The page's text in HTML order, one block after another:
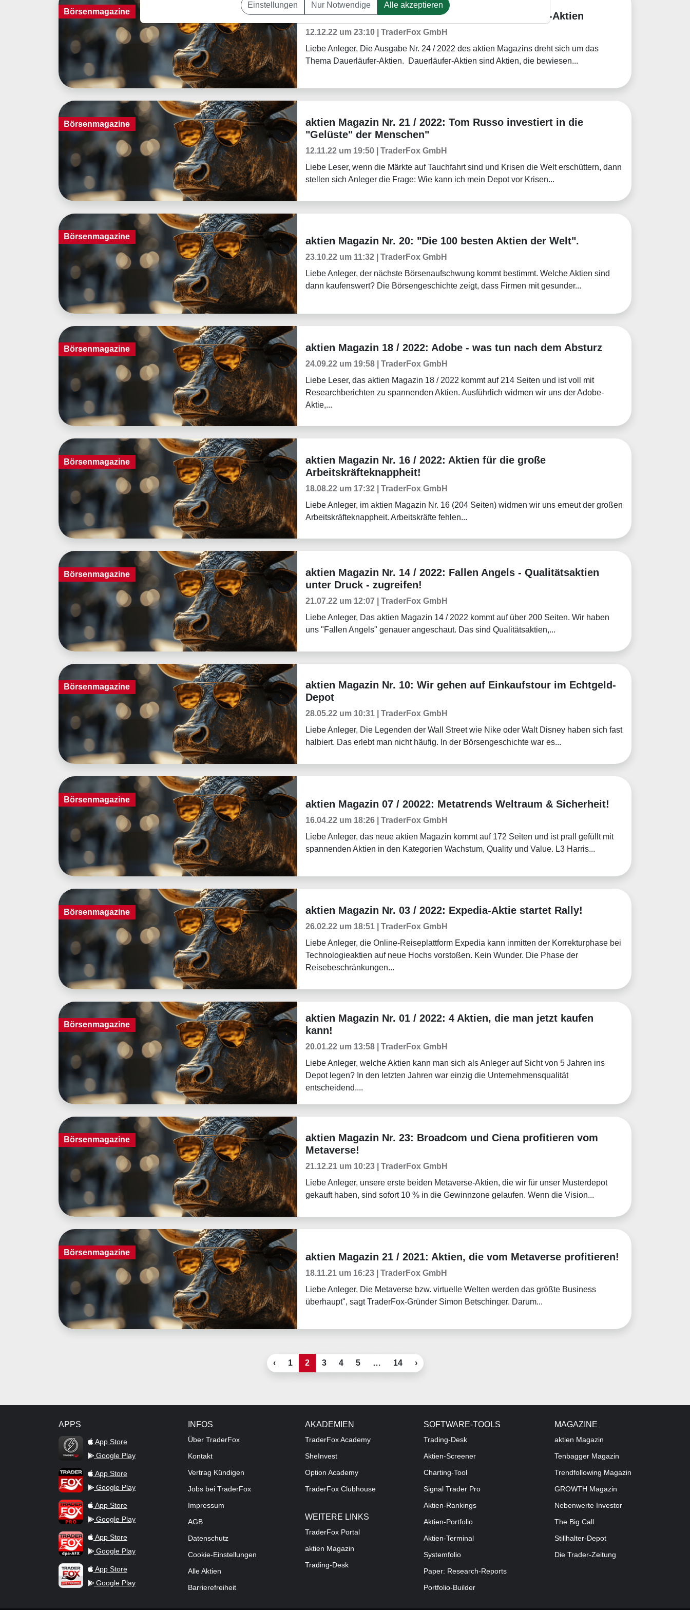
Börsenmagazine Börsenmagazine
aktien Magazin Nr. 24: Die 100 besten Dauerläufer-Aktien
12.12.22 um 23:10 | TraderFox GmbH
Liebe Anleger, Die Ausgabe Nr. 24 / 2022 des aktien Magazins dreht sich um das
Thema Dauerläufer-Aktien. Dauerläufer-Aktien sind Aktien, die bewiesen...
Börsenmagazine Börsenmagazine
aktien Magazin Nr. 21 / 2022: Tom Russo investiert in die
"Gelüste" der Menschen"
12.11.22 um 19:50 | TraderFox GmbH
Liebe Leser, wenn die Märkte auf Tauchfahrt sind und Krisen die Welt erschüttern, dann
stellen sich Anleger die Frage: Wie kann ich mein Depot vor Krisen...
Börsenmagazine Börsenmagazine
aktien Magazin Nr. 20: "Die 100 besten Aktien der Welt".
23.10.22 um 11:32 | TraderFox GmbH
Liebe Anleger, der nächste Börsenaufschwung kommt bestimmt. Welche Aktien sind
dann kaufenswert? Die Börsengeschichte zeigt, dass Firmen mit gesunder...
Börsenmagazine Börsenmagazine
aktien Magazin 18 / 2022: Adobe - was tun nach dem Absturz
24.09.22 um 19:58 | TraderFox GmbH
Liebe Leser, das aktien Magazin 18 / 2022 kommt auf 214 Seiten und ist voll mit
Researchberichten zu spannenden Aktien. Ausführlich widmen wir uns der Adobe-
Aktie,...
Börsenmagazine Börsenmagazine
aktien Magazin Nr. 16 / 2022: Aktien für die große
Arbeitskräfteknappheit!
18.08.22 um 17:32 | TraderFox GmbH
Liebe Anleger, im aktien Magazin Nr. 16 (204 Seiten) widmen wir uns erneut der großen
Arbeitskräfteknappheit. Arbeitskräfte fehlen...
Börsenmagazine Börsenmagazine
aktien Magazin Nr. 14 / 2022: Fallen Angels - Qualitätsaktien
unter Druck - zugreifen!
21.07.22 um 12:07 | TraderFox GmbH
Liebe Anleger, Das aktien Magazin 14 / 2022 kommt auf über 200 Seiten. Wir haben
uns "Fallen Angels" genauer angeschaut. Das sind Qualitätsaktien,...
Börsenmagazine Börsenmagazine
aktien Magazin Nr. 10: Wir gehen auf Einkaufstour im Echtgeld-
Depot
28.05.22 um 10:31 | TraderFox GmbH
Liebe Anleger, Die Legenden der Wall Street wie Nike oder Walt Disney haben sich fast
halbiert. Das erlebt man nicht häufig. In der Börsengeschichte war es...
Börsenmagazine Börsenmagazine
aktien Magazin 07 / 20022: Metatrends Weltraum & Sicherheit!
16.04.22 um 18:26 | TraderFox GmbH
Liebe Anleger, das neue aktien Magazin kommt auf 172 Seiten und ist prall gefüllt mit
spannenden Aktien in den Kategorien Wachstum, Quality und Value. L3 Harris...
Börsenmagazine Börsenmagazine
aktien Magazin Nr. 03 / 2022: Expedia-Aktie startet Rally!
26.02.22 um 18:51 | TraderFox GmbH
Liebe Anleger, die Online-Reiseplattform Expedia kann inmitten der Korrekturphase bei
Technologieaktien auf neue Hochs vorstoßen. Kein Wunder. Die Phase der
Reisebeschränkungen...
Börsenmagazine
Börsenmagazine
aktien Magazin Nr. 01 / 2022: 4 Aktien, die man jetzt kaufen
kann!
20.01.22 um 13:58 | TraderFox GmbH
Liebe Anleger, welche Aktien kann man sich als Anleger auf Sicht von 5 Jahren ins
Depot legen? In den letzten Jahren war einzig die Unternehmensqualität
entscheidend....
Börsenmagazine Börsenmagazine
aktien Magazin Nr. 23: Broadcom und Ciena profitieren vom
Metaverse!
21.12.21 um 10:23 | TraderFox GmbH
Liebe Anleger, unsere erste beiden Metaverse-Aktien, die wir für unser Musterdepot
gekauft haben, sind sofort 10 % in die Gewinnzone gelaufen. Wenn die Vision...
Börsenmagazine Börsenmagazine
aktien Magazin 21 / 2021: Aktien, die vom Metaverse profitieren!
18.11.21 um 16:23 | TraderFox GmbH
Liebe Anleger, Die Metaverse bzw. virtuelle Welten werden das größte Business
überhaupt", sagt TraderFox-Gründer Simon Betschinger. Darum...
‹ 1 2 3 4 5 … 14 ›
APPS
TraderFox Flash
App Store
Google Play
TraderFox AppApp Store
Google Play
TraderFox ProApp Store
Google Play
TraderFox dpa-AFX ProFeed
App Store
Google Play
TraderFox Live Trading
App Store
Google Play
INFOS
Über TraderFox
Kontakt
Vertrag Kündigen
Jobs bei TraderFox
Impressum
AGB
Datenschutz
Cookie-Einstellungen
Alle Aktien
Barrierefreiheit
AKADEMIEN
TraderFox Academy
SheInvest
Option Academy
TraderFox Clubhouse
WEITERE LINKS
TraderFox Portal
aktien Magazin
Trading-Desk
SOFTWARE-TOOLS
Trading-Desk
Aktien-Screener
Charting-Tool
Signal Trader Pro
Aktien-Rankings
Aktien-Portfolio
Aktien-Terminal
Systemfolio
Paper: Research-Reports
Portfolio-Builder
MAGAZINE
aktien Magazin
Tenbagger Magazin
Trendfollowing Magazin
GROWTH Magazin
Nebenwerte Investor
The Big Call
Stillhalter-Depot
Die Trader-Zeitung
Einstellungen Nur Notwendige Alle akzeptieren